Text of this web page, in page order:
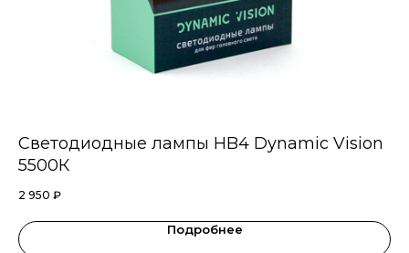
Светодиодные лампы НB4 Dynamic Vision
5500К
2 950 ₽
Подробнее